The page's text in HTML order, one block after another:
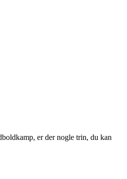
er der nogle trin, du kan